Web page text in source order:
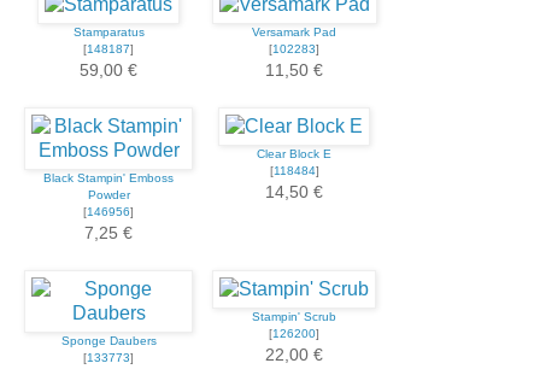
Stamparatus
[148187]
59,00 €
Versamark Pad
[102283]
11,50 €
Black Stampin' Emboss
Powder
[146956]
7,25 €
Clear Block E
[118484]
14,50 €
Sponge Daubers
[133773]
Stampin' Scrub
[126200]
22,00 €